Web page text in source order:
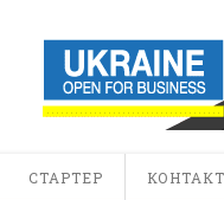
СТАРТЕР